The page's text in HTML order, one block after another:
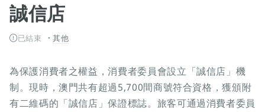
誠信店
已結束 其他
為保護消費者之權益，消費者委員會設立「誠信店」機
制。現時，澳門共有超過5,700間商號符合資格，獲頒附
有二維碼的「誠信店」保證標誌。旅客可通過消費者委員